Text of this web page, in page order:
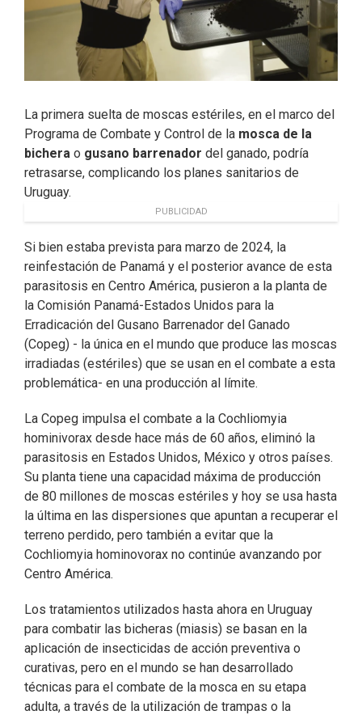
La primera suelta de moscas estériles, en el marco del
Programa de Combate y Control de la mosca de la
bichera o gusano barrenador del ganado, podría
retrasarse, complicando los planes sanitarios de
Uruguay.
PUBLICIDAD
Si bien estaba prevista para marzo de 2024, la
reinfestación de Panamá y el posterior avance de esta
parasitosis en Centro América, pusieron a la planta de
la Comisión Panamá-Estados Unidos para la
Erradicación del Gusano Barrenador del Ganado
(Copeg) - la única en el mundo que produce las moscas
irradiadas (estériles) que se usan en el combate a esta
problemática- en una producción al límite.
La Copeg impulsa el combate a la Cochliomyia
hominivorax desde hace más de 60 años, eliminó la
parasitosis en Estados Unidos, México y otros países.
Su planta tiene una capacidad máxima de producción
de 80 millones de moscas estériles y hoy se usa hasta
la última en las dispersiones que apuntan a recuperar el
terreno perdido, pero también a evitar que la
Cochliomyia hominovorax no continúe avanzando por
Centro América.
Los tratamientos utilizados hasta ahora en Uruguay
para combatir las bicheras (miasis) se basan en la
aplicación de insecticidas de acción preventiva o
curativas, pero en el mundo se han desarrollado
técnicas para el combate de la mosca en su etapa
adulta, a través de la utilización de trampas o la